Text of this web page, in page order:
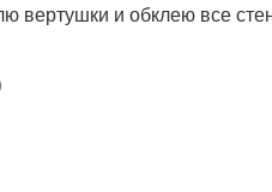
вертушки и обклею все